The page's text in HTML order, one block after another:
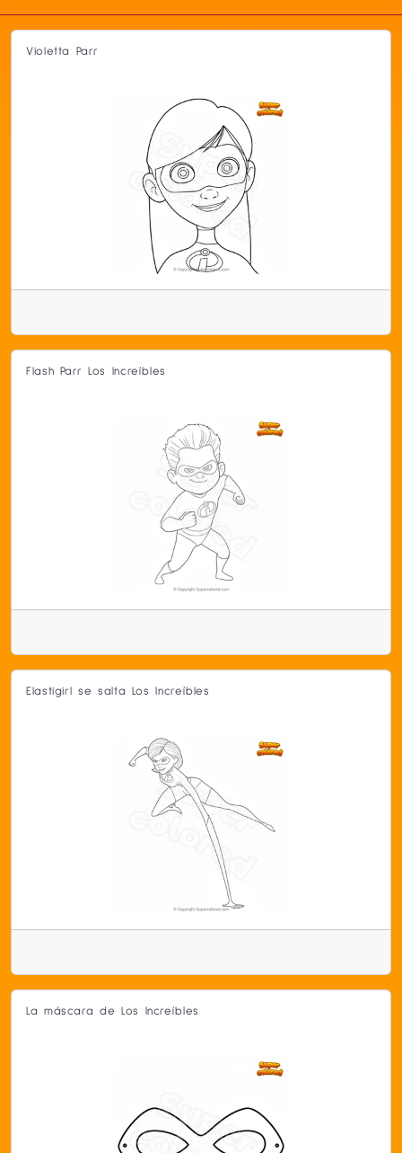
Violetta Parr
Flash Parr Los Increíbles
Elastigirl se salta Los Increíbles
La máscara de Los Increíbles